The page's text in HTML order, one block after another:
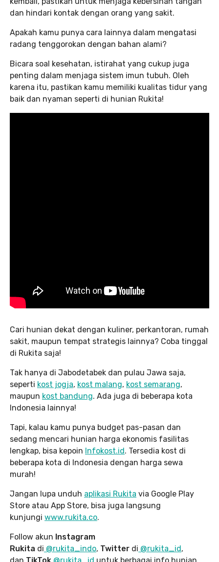
dan hindari kontak dengan orang yang sakit.
Apakah kamu punya cara lainnya dalam mengatasi
radang tenggorokan dengan bahan alami?
Bicara soal kesehatan, istirahat yang cukup juga
penting dalam menjaga sistem imun tubuh. Oleh
karena itu, pastikan kamu memiliki kualitas tidur yang
baik dan nyaman seperti di hunian Rukita!
Cari hunian dekat dengan kuliner, perkantoran, rumah
sakit, maupun tempat strategis lainnya? Coba tinggal
di Rukita saja!
Tak hanya di Jabodetabek dan pulau Jawa saja,
seperti kost jogja, kost malang, kost semarang,
maupun kost bandung. Ada juga di beberapa kota
Indonesia lainnya!
Tapi, kalau kamu punya budget pas-pasan dan
sedang mencari hunian harga ekonomis fasilitas
lengkap, bisa kepoin Infokost.id . Tersedia kost di
beberapa kota di Indonesia dengan harga sewa
murah!
Jangan lupa unduh aplikasi Rukita via Google Play
Store atau App Store, bisa juga langsung
kunjungi www.rukita.co.
Follow akun Instagram
Rukita di @rukita_indo, Twitter di @rukita_id ,